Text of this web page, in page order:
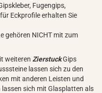
Fugengips,
Eckprofile erhalten Sie
gehören NICHT mit zum
weiteren ZierstuckGips
lassen sich zu den
mit anderen Leisten und
sich mit Glasplatten als